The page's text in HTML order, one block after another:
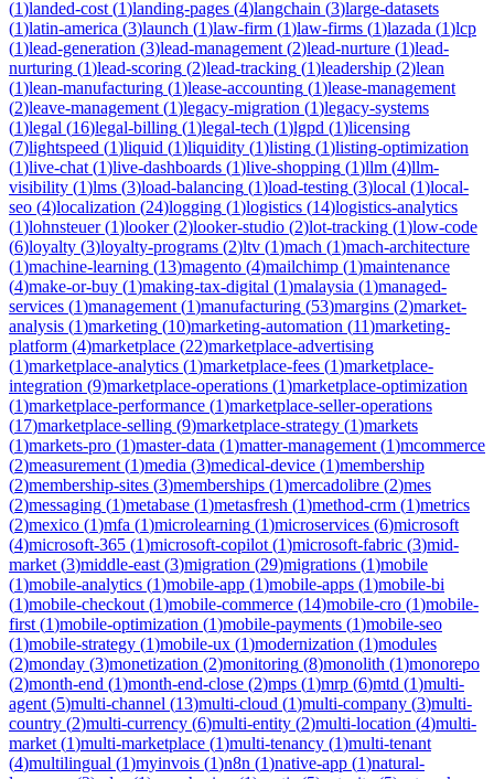
(1)landed-cost (1)landing-pages (4)langchain (3)large-datasets
(1)latin-america (3)launch (1)law-firm (1)law-firms (1)lazada (1)lcp
(1)lead-generation (3)lead-management (2)lead-nurture (1)lead-
nurturing (1)lead-scoring (2)lead-tracking (1)leadership (2)lean
(1)lean-manufacturing (1)lease-accounting (1)lease-management
(2)leave-management (1)legacy-migration (1)legacy-systems
(1)legal (16)legal-billing (1)legal-tech (1)lgpd (1)licensing
(7)lightspeed (1)liquid (1)liquidity (1)listing (1)listing-optimization
(1)live-chat (1)live-dashboards (1)live-shopping (1)llm (4)llm-
visibility (1)lms (3)load-balancing (1)load-testing (3)local (1)local-
seo (4)localization (24)logging (1)logistics (14)logistics-analytics
(1)lohnsteuer(1)looker(2)looker-studio (2)lot-tracking (1)low-code
(6)loyalty (3)loyalty-programs (2)ltv (1)mach (1)mach-architecture
(1)machine-learning (13)magento (4)mailchimp (1)maintenance
(4)make-or-buy (1)making-tax-digital (1)malaysia (1)managed-
services (1)management (1)manufacturing (53)margins (2)market-
analysis (1)marketing (10)marketing-automation (11)marketing-
platform (4)marketplace (22)marketplace-advertising
(1)marketplace-analytics (1)marketplace-fees (1)marketplace-
integration (9)marketplace-operations (1)marketplace-optimization
(1)marketplace-performance (1)marketplace-seller-operations
(17)marketplace-selling (9)marketplace-strategy (1)markets
(1)markets-pro (1)master-data (1)matter-management (1)mcommerce
(2)measurement (1)media (3)medical-device (1)membership
(2)membership-sites (3)memberships (1)mercadolibre (2)mes
(2)messaging (1)metabase (1)metasfresh (1)method-crm (1)metrics
(2)mexico (1)mfa (1)microlearning (1)microservices (6)microsoft
(4)microsoft-365 (1)microsoft-copilot (1)microsoft-fabric (3)mid-
market (3)middle-east (3)migration (29)migrations (1)mobile
(1)mobile-analytics (1)mobile-app (1)mobile-apps (1)mobile-bi
(1)mobile-checkout (1)mobile-commerce (14)mobile-cro (1)mobile-
first (1)mobile-optimization (1)mobile-payments (1)mobile-seo
(1)mobile-strategy (1)mobile-ux (1)modernization (1)modules
(2)monday (3)monetization (2)monitoring (8)monolith (1)monorepo
(2)month-end (1)month-end-close (2)mps (1)mrp (6)mtd (1)multi-
agent (5)multi-channel (13)multi-cloud (1)multi-company (3)multi-
country (2)multi-currency (6)multi-entity (2)multi-location (4)multi-
market (1)multi-marketplace (1)multi-tenancy (1)multi-tenant
(4)multilingual (1)myinvois (1)n8n (1)native-app (1)natural-